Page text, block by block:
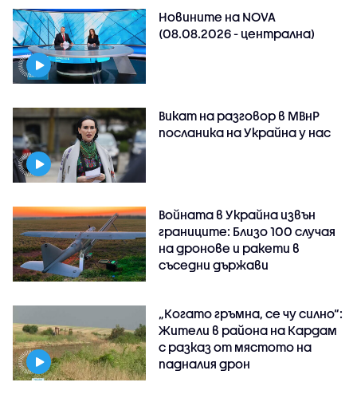
Новините на NOVA
(08.08.2026 - централна)
Викат на разговор в МВнР
посланика на Украйна у нас
Войната в Украйна извън
границите: Близо 100 случая
на дронове и ракети в
съседни държави
„Когато гръмна, се чу силно“:
Жители в района на Кардам
с разказ от мястото на
падналия дрон